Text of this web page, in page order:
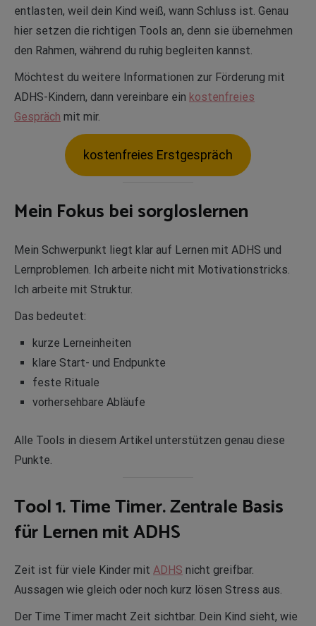
entlasten, weil dein Kind weiß, wann Schluss ist. Genau
hier setzen die richtigen Tools an, denn sie übernehmen
den Rahmen, während du ruhig begleiten kannst.
Möchtest du weitere Informationen zur Förderung mit
ADHS-Kindern, dann vereinbare ein kostenfreies
Gespräch mit mir.
kostenfreies Erstgespräch
Mein Fokus bei sorgloslernen
Mein Schwerpunkt liegt klar auf Lernen mit ADHS und
Lernproblemen. Ich arbeite nicht mit Motivationstricks.
Ich arbeite mit Struktur.
Das bedeutet:
kurze Lerneinheiten
klare Start- und Endpunkte
feste Rituale
vorhersehbare Abläufe
Alle Tools in diesem Artikel unterstützen genau diese
Punkte.
Tool 1. Time Timer. Zentrale Basis
für Lernen mit ADHS
Zeit ist für viele Kinder mit ADHS nicht greifbar.
Aussagen wie gleich oder noch kurz lösen Stress aus.
Der Time Timer macht Zeit sichtbar. Dein Kind sieht, wie